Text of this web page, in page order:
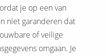
je op een van
niet garanderen dat
of veilige
omgaan. Je